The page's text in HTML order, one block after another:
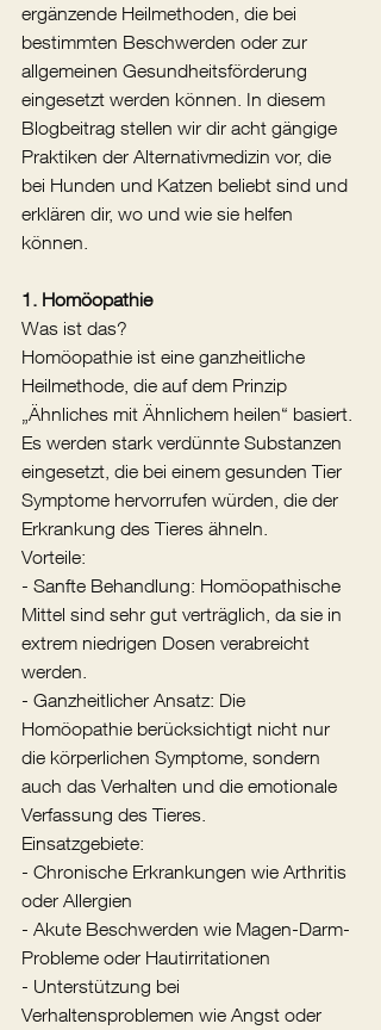
ergänzende Heilmethoden, die bei
bestimmten Beschwerden oder zur
allgemeinen Gesundheitsförderung
eingesetzt werden können. In diesem
Blogbeitrag stellen wir dir acht gängige
Praktiken der Alternativmedizin vor, die
bei Hunden und Katzen beliebt sind und
erklären dir, wo und wie sie helfen
können.
1. Homöopathie
Was ist das?
Homöopathie ist eine ganzheitliche
Heilmethode, die auf dem Prinzip
„Ähnliches mit Ähnlichem heilen“ basiert.
Es werden stark verdünnte Substanzen
eingesetzt, die bei einem gesunden Tier
Symptome hervorrufen würden, die der
Erkrankung des Tieres ähneln.
Vorteile:
- Sanfte Behandlung: Homöopathische
Mittel sind sehr gut verträglich, da sie in
extrem niedrigen Dosen verabreicht
werden.
- Ganzheitlicher Ansatz: Die
Homöopathie berücksichtigt nicht nur
die körperlichen Symptome, sondern
auch das Verhalten und die emotionale
Verfassung des Tieres.
Einsatzgebiete:
- Chronische Erkrankungen wie Arthritis
oder Allergien
- Akute Beschwerden wie Magen-Darm-
Probleme oder Hautirritationen
- Unterstützung bei
Verhaltensproblemen wie Angst oder